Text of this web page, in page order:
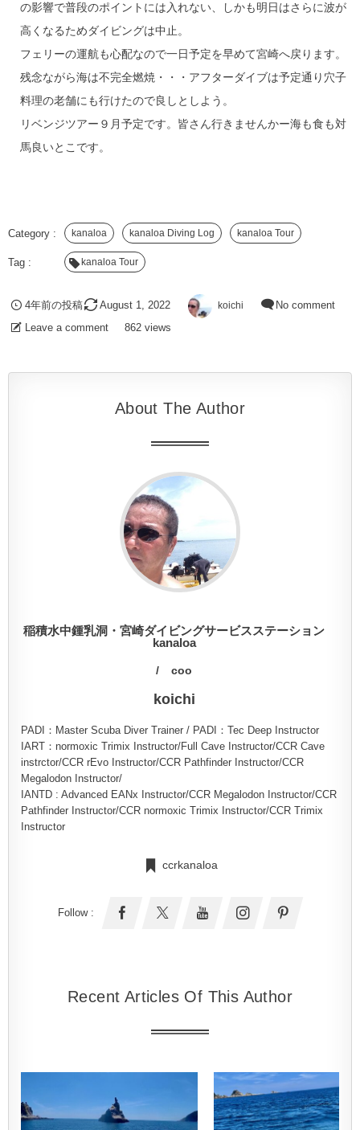
の影響で普段のポイントには入れない、しかも明日はさらに波が
高くなるためダイビングは中止。
フェリーの運航も心配なので一日予定を早めて宮崎へ戻ります。
残念ながら海は不完全燃焼・・・アフターダイブは予定通り穴子
料理の老舗にも行けたので良しとしよう。
リベンジツアー９月予定です。皆さん行きませんかー海も食も対
馬良いとこです。
kanaloa kanaloa Diving Log kanaloa Tour
kanaloa Tour
4年前の投稿 August 1, 2022 koichi
No comment
Leave a comment
862 views
About The Author
稲積水中鍾乳洞・宮崎ダイビングサービスステーション
kanaloa
coo
koichi
PADI：Master Scuba Diver Trainer / PADI：Tec Deep Instructor
IART：normoxic Trimix Instructor/Full Cave Instructor/CCR Cave
instrctor/CCR rEvo Instructor/CCR Pathfinder Instructor/CCR
Megalodon Instructor/
IANTD : Advanced EANx Instructor/CCR Megalodon Instructor/CCR
Pathfinder Instructor/CCR normoxic Trimix Instructor/CCR Trimix
Instructor
ccrkanaloa
Follow :
Recent Articles Of This Author